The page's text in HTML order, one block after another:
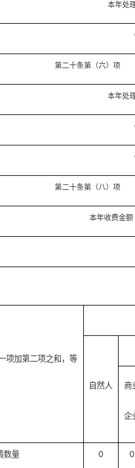
本年处
第二十条第（六）项
本年处
第二十条第（八）项
本年收费金额
项加第二项之和，等
自然人 商
企
数量 0 0